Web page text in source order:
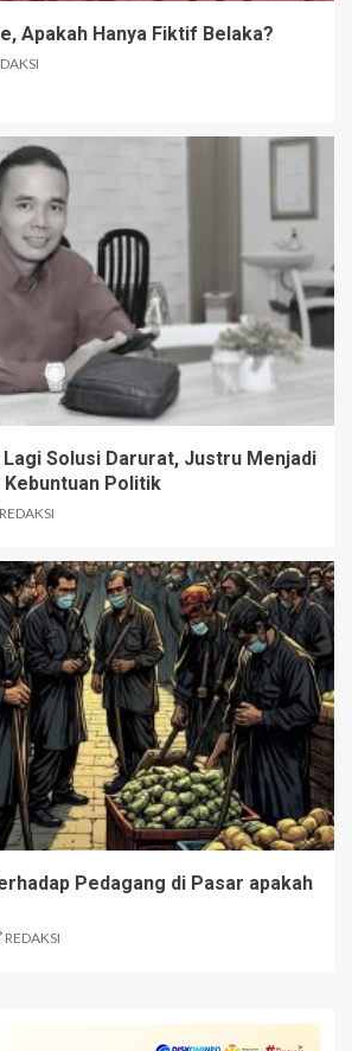
Apakah Hanya Fiktif Belaka?
Lagi Solusi Darurat, Justru Menjadi
Politik
REDAKSI
Pedagang di Pasar apakah
REDAKSI